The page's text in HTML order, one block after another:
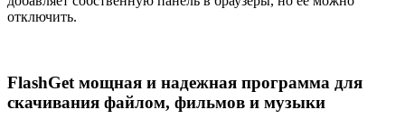
отключить.
FlashGet мощная и надежная программа для
скачивания файлом, фильмов и музыки